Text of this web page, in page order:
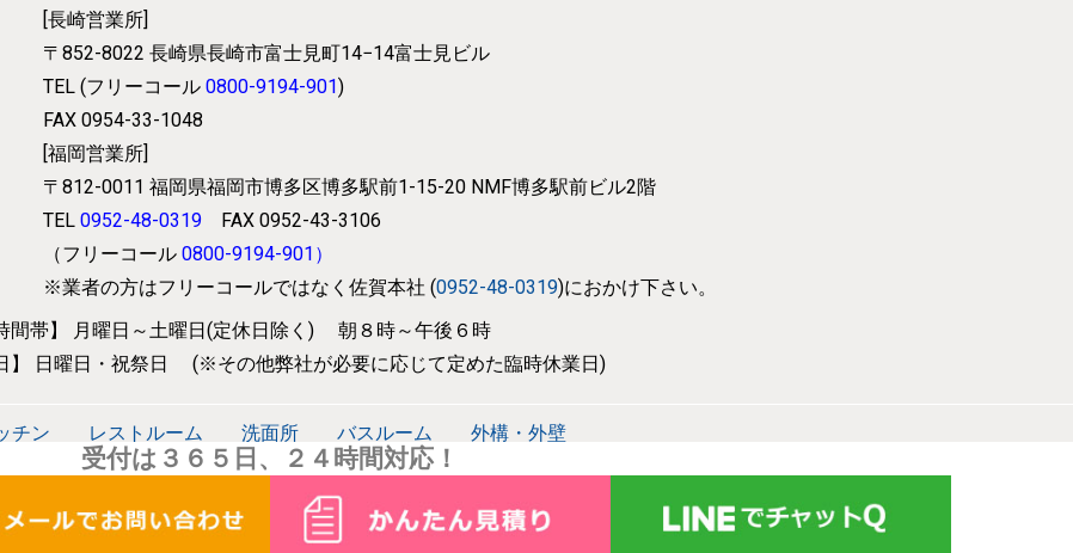
[長崎営業所]
〒852-8022長崎県長崎市富士見町14−14富士見ビル
TEL (フリーコール0800-9194-901)
FAX 0954-33-1048
[福岡営業所]
〒812-0011福岡県福岡市博多区博多駅前1-15-20 NMF博多駅前ビル2階
TEL0952-48-0319
FAX 0952-43-3106
（フリーコール0800-9194-901 ）
※業者の方はフリーコールではなく佐賀本社 (0952-48-0319)におかけ下さい。
間帯】
月曜日～土曜日(定休日除く) 朝８時～午後６時
】
日曜日・祝祭日 (※その他弊社が必要に応じて定めた臨時休業日)
チン レストルーム 洗面所 バスルーム
外構・外壁
太陽光発電・蓄電池事業 ヘルスケア事業
受付は３６５日、２４時間対応！